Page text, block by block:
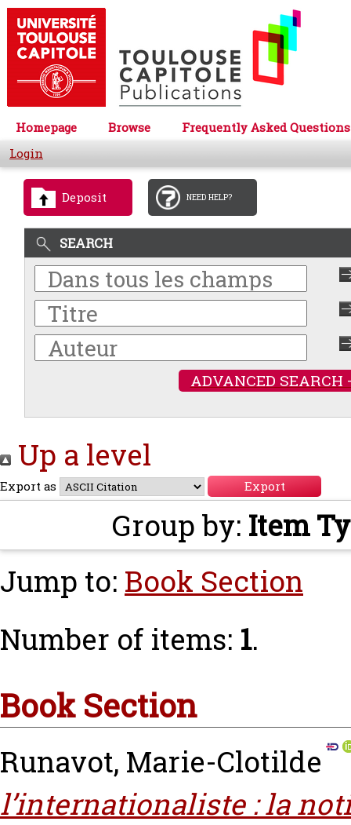
Homepage Browse
Frequently Asked Questions
Login
Deposit NEED HELP?
SEARCH
ADVANCED SEARCH
Up a level
Export as
Group by: Item
Jump to: Book Section
Number of items: 1.
Book Section
Runavot, Marie-Clotilde
l’internationaliste : la